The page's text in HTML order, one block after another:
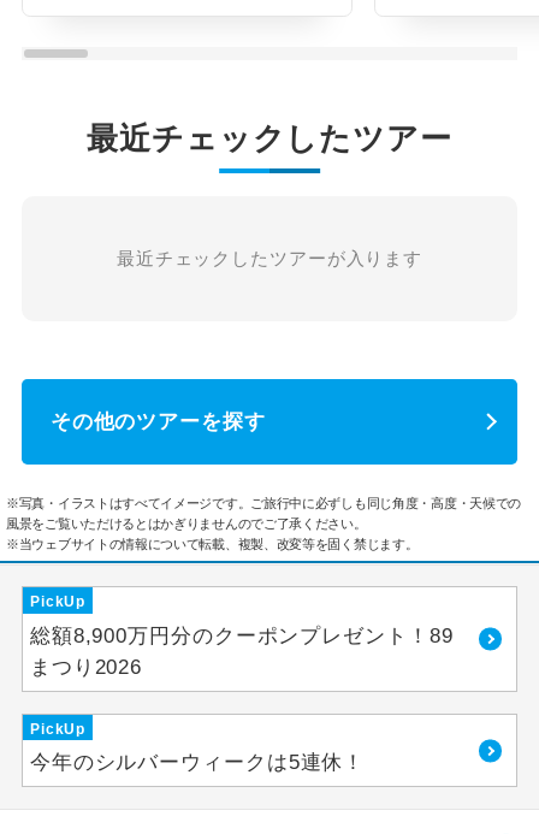
最近チェックしたツアー
最近チェックしたツアーが入ります
その他のツアーを探す
※写真・イラストはすべてイメージです。ご旅行中に必ずしも同じ角度・高度・天候での
風景をご覧いただけるとはかぎりませんのでご了承ください。
※当ウェブサイトの情報について転載、複製、改変等を固く禁じます。
PickUp
総額8,900万円分のクーポンプレゼント！89
まつり2026
PickUp
今年のシルバーウィークは5連休！